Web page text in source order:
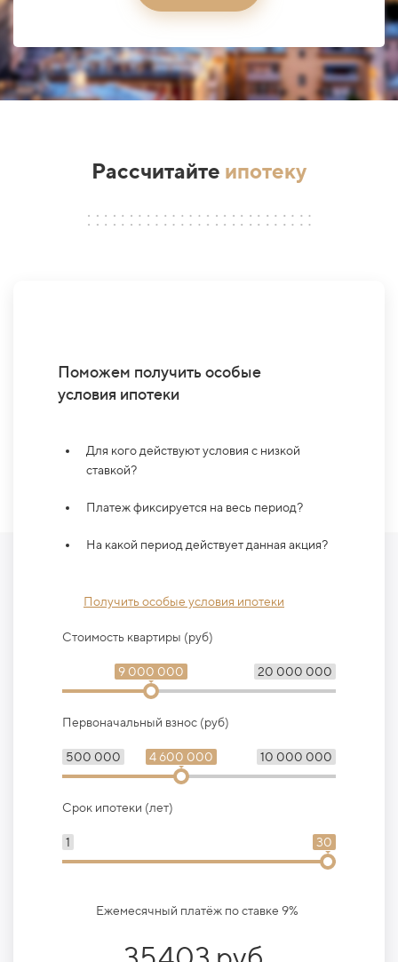
Рассчитайте ипотеку
Поможем получить особые
условия ипотеки
Для кого действуют условия с низкой
ставкой?
Платеж фиксируется на весь период?
На какой период действует данная акция?
Получить особые условия ипотеки
Стоимость квартиры (руб)
20 000 000
9 000 000
Первоначальный взнос (руб)
500 000 10 000 000
4 600 000
Срок ипотеки (лет)
1 30
Ежемесячный платёж по ставке 9%